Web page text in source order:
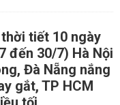
tiết 10 ngày
đến 30/7) Hà Nội
Đà Nẵng nắng
gắt, TP HCM